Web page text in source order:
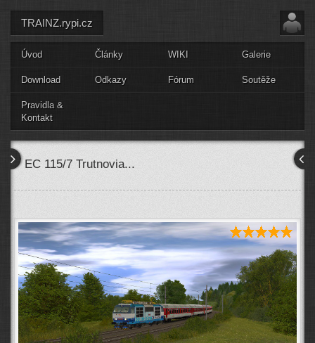
TRAINZ.rypi.cz
Úvod Články WIKI Galerie
Download Odkazy Fórum Soutěže
Pravidla &
Kontakt
EC 115/7 Trutnovia...